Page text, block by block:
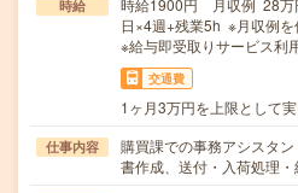
時給
時給1900円 月収例 28万
日×4週+残業5h ※月収例を
※給与即受取りサービス利
交通費
1ヶ月3万円を上限として
仕事内容
購買課での事務アシスタ
書作成、送付・入荷処理